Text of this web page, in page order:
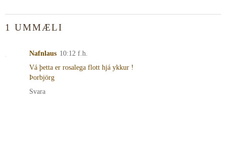
1 UMMÆLI
Nafnlaus 10:12 f.h.
Vá þetta er rosalega flott hjá ykkur !
Þorbjörg
Svara